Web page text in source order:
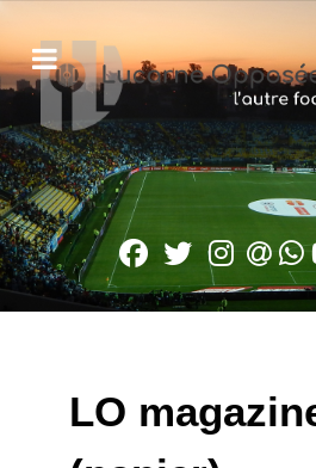
LO